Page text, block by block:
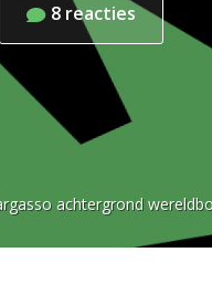
8 reacties
achtergrond